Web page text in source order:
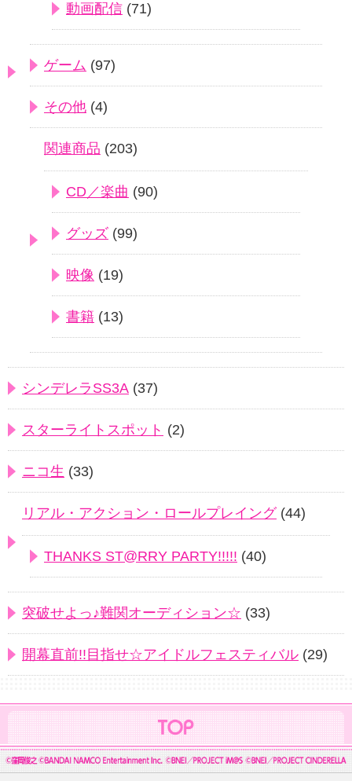
動画配信 (71)
ゲーム (97)
その他 (4)
関連商品 (203)
CD／楽曲 (90)
グッズ (99)
映像 (19)
書籍 (13)
シンデレラSS3A (37)
スターライトスポット (2)
ニコ生 (33)
リアル・アクション・ロールプレイング(44)
THANKS ST@RRY PARTY!!!!! (40)
突破せよっ♪難関オーディション☆ (33)
開幕直前!!目指せ☆アイドルフェスティバル (29)